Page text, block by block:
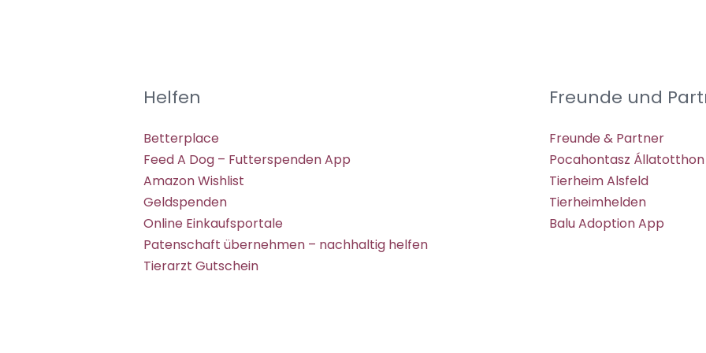
Helfen
Betterplace
Feed A Dog – Futterspenden App
Amazon Wishlist
Geldspenden
Online Einkaufsportale
Patenschaft übernehmen – nachhaltig helfen
Tierarzt Gutschein
Freunde und
Freunde & Partner
Pocahontasz Állatotthon
Tierheim Alsfeld
Tierheimhelden
Balu Adoption App